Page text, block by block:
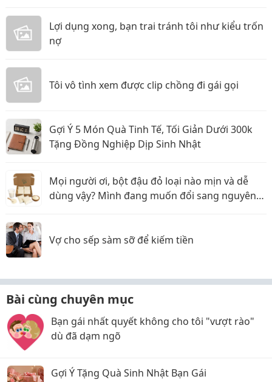
Lợi dụng xong, bạn trai tránh tôi như kiểu trốn
nợ
Tôi vô tình xem được clip chồng đi gái gọi
Gợi Ý 5 Món Quà Tinh Tế, Tối Giản Dưới 300k
Tặng Đồng Nghiệp Dịp Sinh Nhật
Mọi người ơi, bột đậu đỏ loại nào mịn và dễ
dùng vậy? Mình đang muốn đổi sang nguyên
Vợ cho sếp sàm sỡ để kiếm tiền
Bài cùng chuyên mục
Bạn gái nhất quyết không cho tôi "vượt rào"
dù đã dạm ngõ
Gợi Ý Tặng Quà Sinh Nhật Bạn Gái